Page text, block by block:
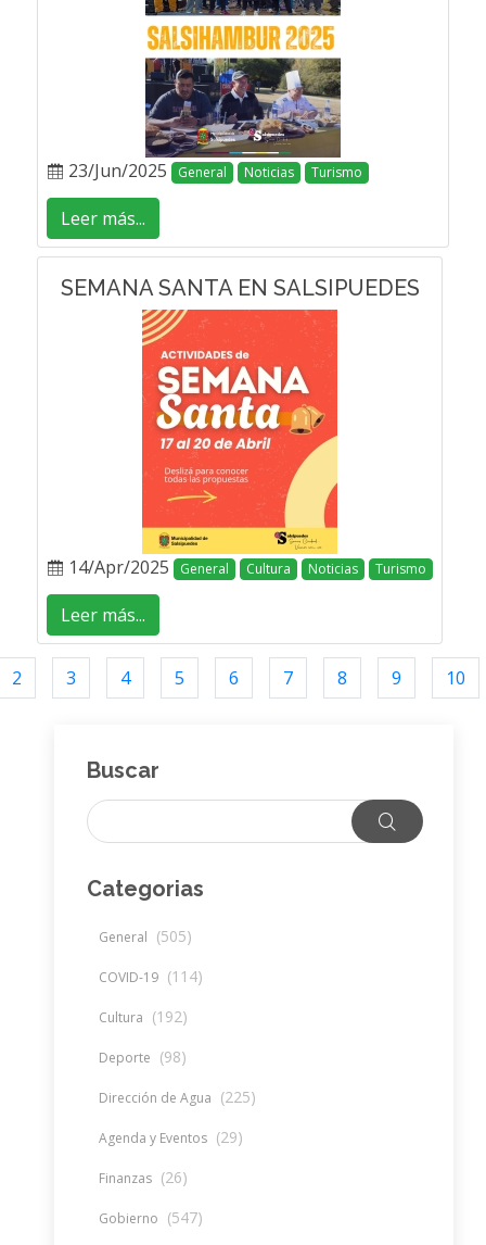
23/Jun/2025 General Noticias Turismo
Leer más...
SEMANA SANTA EN SALSIPUEDES
14/Apr/2025 General Cultura Noticias Turismo
Leer más...
2 3 4 5 6 7 8 9 10
Buscar
Categorias
General (505)
COVID-19 (114)
Cultura (192)
Deporte (98)
Dirección de Agua (225)
Agenda y Eventos (29)
Finanzas (26)
Gobierno (547)